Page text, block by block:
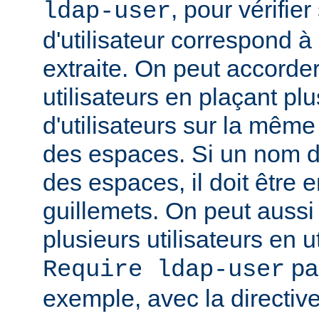
ldap-user, pour
d'utilisateur correspond
extraite. On peut
utilisateurs en plaçant
d'utilisateurs sur la
des espaces. Si un nom
des espaces, il doit être
guillemets. On peut
plusieurs utilisateurs en
Require ldap-user
exemple, avec la